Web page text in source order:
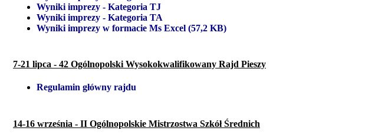
Wyniki imprezy - Kategoria TJ
Wyniki imprezy - Kategoria TA
Wyniki imprezy w formacie Ms Excel (57,2 KB)
7-21 lipca - 42 Ogólnopolski Wysokokwalifikowany Rajd Pieszy
Regulamin główny rajdu
14-16 września - II Ogólnopolskie Mistrzostwa Szkół Średnich